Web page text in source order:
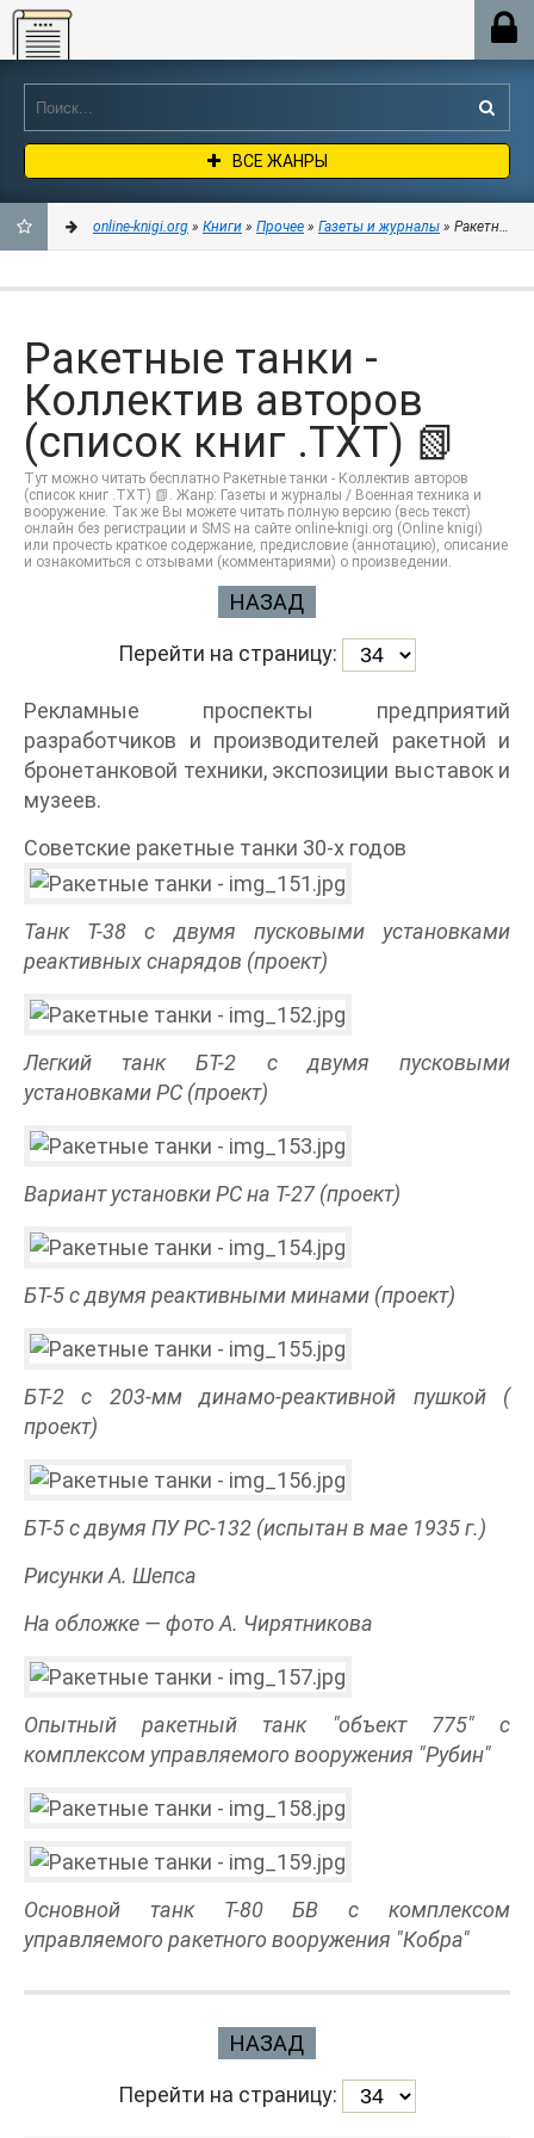
Online-knigi.org
ВСЕ ЖАНРЫ
ЗАКЛАДКИ
online-knigi.org » Книги » Прочее » Газеты и журналы » Ракетные
Ракетные танки -
Коллектив авторов
(список книг .TXT) 📗
Тут можно читать бесплатно Ракетные танки - Коллектив авторов
(список книг .TXT) 📗. Жанр: Газеты и журналы / Военная техника и
вооружение. Так же Вы можете читать полную версию (весь текст)
онлайн без регистрации и SMS на сайте online-knigi.org (Online knigi)
или прочесть краткое содержание, предисловие (аннотацию), описание
и ознакомиться с отзывами (комментариями) о произведении.
НАЗАД
Перейти на страницу:
Рекламные проспекты предприятий
разработчиков и производителей ракетной и
бронетанковой техники, экспозиции выставок и
музеев.
Советские ракетные танки 30-х годов
Танк Т-38 с двумя пусковыми установками
реактивных снарядов (проект)
Легкий танк БТ-2 с двумя пусковыми
установками PC (проект)
Вариант установки PC на Т-27 (проект)
БТ-5 с двумя реактивными минами (проект)
БТ-2 с 203-мм динамо-реактивной пушкой (
проект)
БТ-5 с двумя ПУ PC-132 (испытан в мае 1935 г.)
Рисунки А. Шепса
На обложке — фото А. Чирятникова
Опытный ракетный танк "объект 775" с
комплексом управляемого вооружения "Рубин"
Основной танк Т-80 БВ с комплексом
управляемого ракетного вооружения "Кобра"
НАЗАД
Перейти на страницу: